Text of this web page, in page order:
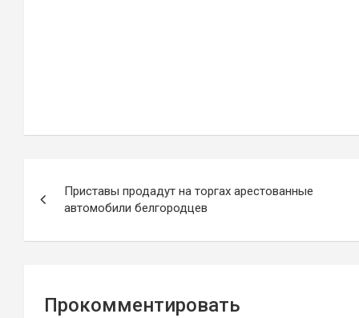
по
записям
Приставы продадут на торгах арестованные
автомобили белгородцев
Прокомментировать